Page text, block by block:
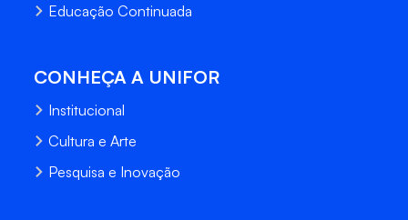
Educação Continuada
CONHEÇA A UNIFOR
Institucional
Cultura e Arte
Pesquisa e Inovação